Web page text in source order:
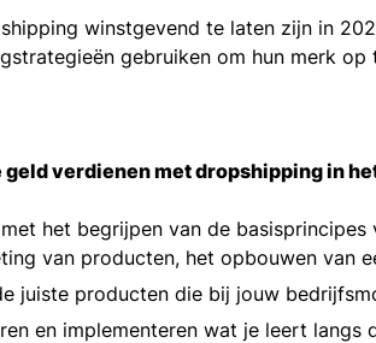
winstgevend te laten zijn in
gebruiken om hun merk
geld verdienen met dropshipping in
het begrijpen van de
van producten, het opbouwen van
juiste producten die bij jouw
en implementeren wat je leert